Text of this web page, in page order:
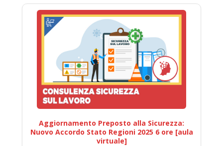
Aggiornamento Preposto alla Sicurezza:
Nuovo Accordo Stato Regioni 2025 6 ore [aula
virtuale]